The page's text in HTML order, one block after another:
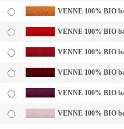
VENNE 100% BIO
VENNE 100% BIO
VENNE 100% BIO
VENNE 100% BIO
VENNE 100% BIO
VENNE 100% BIO